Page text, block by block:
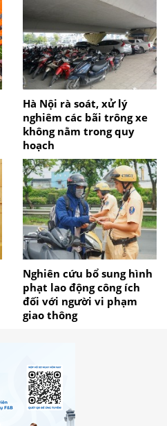
Hà Nội rà soát, xử lý
nghiêm các bãi trông xe
không nằm trong quy
hoạch
Nghiên cứu bổ sung hình
phạt lao động công ích
đối với người vi phạm
giao thông